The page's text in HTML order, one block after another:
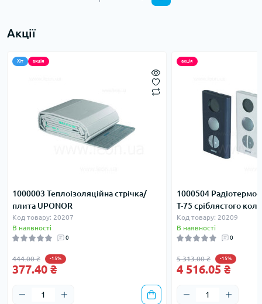
Акції
Хіт акція
1000003 Теплоізоляційна стрічка/
плита UPONOR
Код товару: 20207
В наявності
0
444.00 ₴ -15%
377.40 ₴
акція
1000504
T-75 сріблястого
Код товару: 20209
В наявності
0
5 313.00 ₴ -15%
4 516.05 ₴